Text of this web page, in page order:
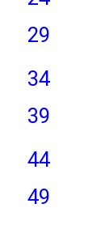
29
34
39
44
49